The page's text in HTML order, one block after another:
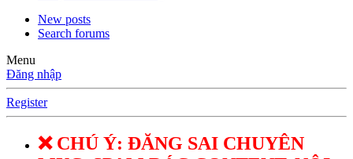
New posts
Search forums
Menu
Đăng nhập
Register
❌ CHÚ Ý: ĐĂNG SAI CHUYÊN